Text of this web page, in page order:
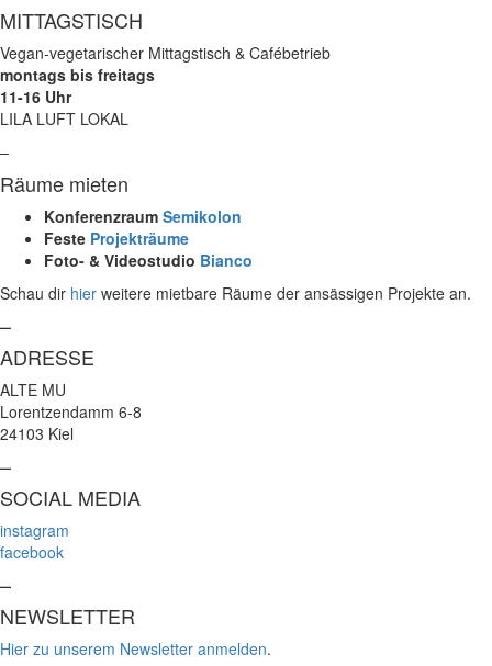
MITTAGSTISCH
Vegan-vegetarischer Mittagstisch & Cafébetrieb
montags bis freitags
11-16 Uhr
LILA LUFT LOKAL
–
Räume mieten
Konferenzraum Semikolon
Feste Projekträume
Foto- & Videostudio Bianco
Schau dir hier weitere mietbare Räume der ansässigen Projekte an.
–
ADRESSE
ALTE MU
Lorentzendamm 6-8
24103 Kiel
–
SOCIAL MEDIA
instagram
facebook
–
NEWSLETTER
Hier zu unserem Newsletter anmelden.